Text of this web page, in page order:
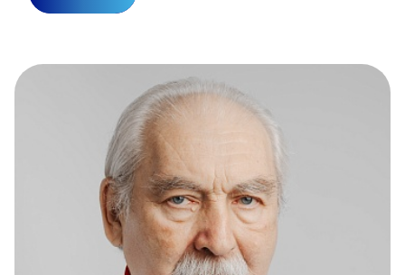
Прейскурант цен
Контакты
Центр здоровья НЛМК
398005, г. Липецк, пл. Металлургов, 1
Понедельник — пятница 7:30–20:00